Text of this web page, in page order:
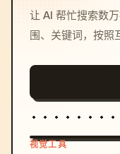
让 AI 帮忙搜索数
围、关键词，按照
视觉工具